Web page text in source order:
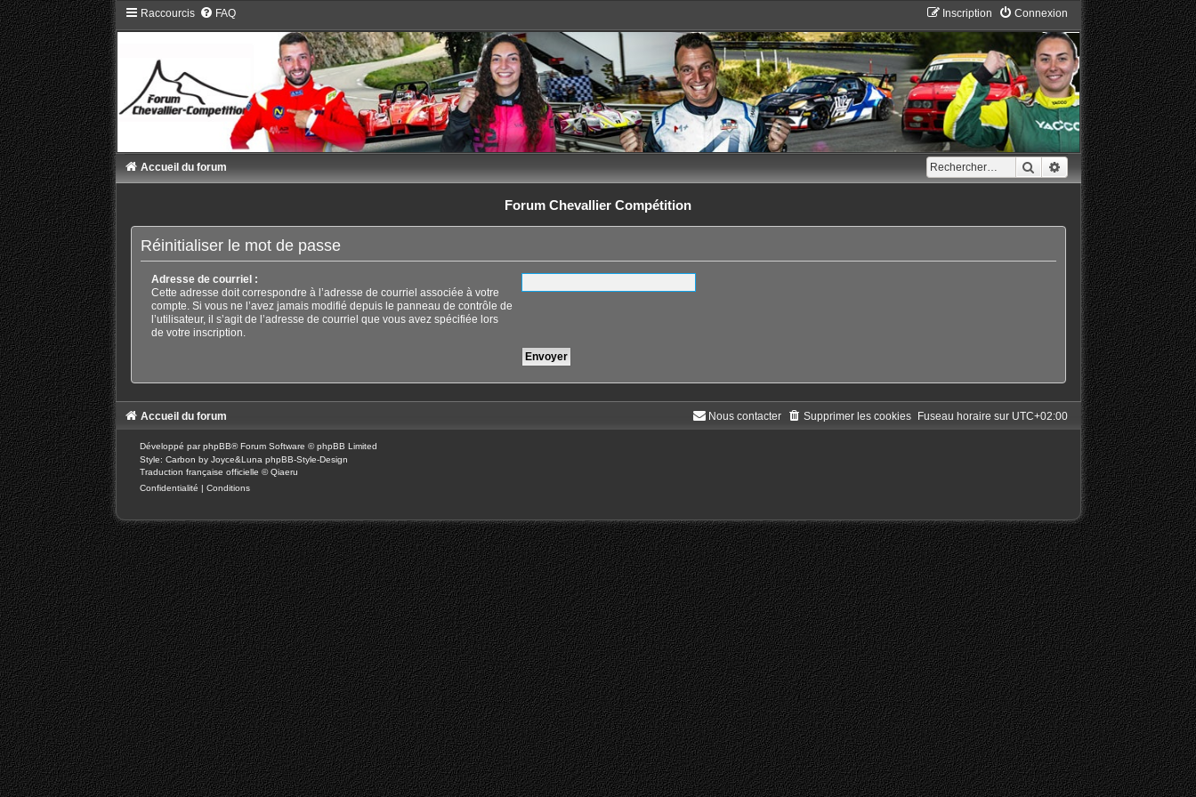
Raccourcis FAQ Connexion
Inscription
RechercherRecherche avancée
Accueil du forum
Forum Chevallier Compétition
Réinitialiser le mot de passe
Adresse de courriel :
Cette adresse doit correspondre à l’adresse de courriel associée à votre
compte. Si vous ne l’avez jamais modifié depuis le panneau de contrôle de
l’utilisateur, il s’agit de l’adresse de courriel que vous avez spécifiée lors
de votre inscription.
Accueil du forum Fuseau horaire sur UTC+02:00
Supprimer les cookies
Nous contacter
Développé parphpBB® Forum Software © phpBB Limited
Style: Carbon by Joyce&Luna phpBB-Style-Design
Traduction française officielle ©Qiaeru
Confidentialité | Conditions